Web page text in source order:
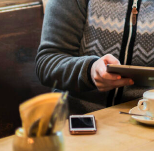
Tandemflugpartner*innen,
Geschwindigkeiten geht es
Blick.
Jetzt abheben
WASSER
Die geführten Raftingtouren in
daher die perfekte